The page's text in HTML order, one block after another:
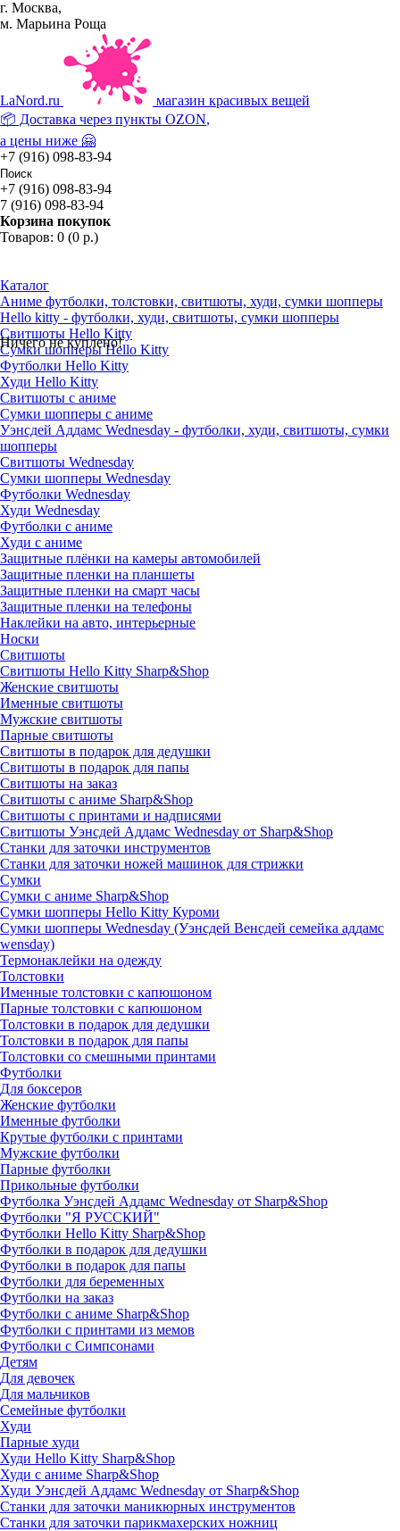
г. Москва,
м. Марьина Роща
LaNord.ru
магазин красивых вещей
📦 Доставка через пункты OZON,
а цены ниже 🤗
+7 (916) 098-83-94
+7 (916) 098-83-94
7 (916) 098-83-94
Корзина покупок
Товаров: 0 (0 р.)
Ничего не куплено!
Каталог
Аниме футболки, толстовки, свитшоты, худи, сумки шопперы
Hello kitty - футболки, худи, свитшоты, сумки шопперы
Свитшоты Hello Kitty
Сумки шопперы Hello Kitty
Футболки Hello Kitty
Худи Hello Kitty
Свитшоты с аниме
Сумки шопперы с аниме
Уэнсдей Аддамс Wednesday - футболки, худи, свитшоты, сумки
шопперы
Свитшоты Wednesday
Сумки шопперы Wednesday
Футболки Wednesday
Худи Wednesday
Футболки с аниме
Худи с аниме
Защитные плёнки на камеры автомобилей
Защитные пленки на планшеты
Защитные пленки на смарт часы
Защитные пленки на телефоны
Наклейки на авто, интерьерные
Носки
Свитшоты
Cвитшоты Hello Kitty Sharp&Shop
Женские свитшоты
Именные свитшоты
Мужские свитшоты
Парные свитшоты
Свитшоты в подарок для дедушки
Свитшоты в подарок для папы
Свитшоты на заказ
Свитшоты с аниме Sharp&Shop
Свитшоты с принтами и надписями
Свитшоты Уэнсдей Аддамс Wednesday от Sharp&Shop
Станки для заточки инструментов
Станки для заточки ножей машинок для стрижки
Сумки
Сумки с аниме Sharp&Shop
Сумки шопперы Hello Kitty Куроми
Сумки шопперы Wednesday (Уэнсдей Венсдей семейка аддамс
wensday)
Термонаклейки на одежду
Толстовки
Именные толстовки с капюшоном
Парные толстовки с капюшоном
Толстовки в подарок для дедушки
Толстовки в подарок для папы
Толстовки со смешными принтами
Футболки
Для боксеров
Женские футболки
Именные футболки
Крутые футболки с принтами
Мужские футболки
Парные футболки
Прикольные футболки
Футболка Уэнсдей Аддамс Wednesday от Sharp&Shop
Футболки "Я РУССКИЙ"
Футболки Hello Kitty Sharp&Shop
Футболки в подарок для дедушки
Футболки в подарок для папы
Футболки для беременных
Футболки на заказ
Футболки с аниме Sharp&Shop
Футболки с принтами из мемов
Футболки с Симпсонами
Детям
Для девочек
Для мальчиков
Семейные футболки
Худи
Парные худи
Худи Hello Kitty Sharp&Shop
Худи с аниме Sharp&Shop
Худи Уэнсдей Аддамс Wednesday от Sharp&Shop
Станки для заточки маникюрных инструментов
Станки для заточки парикмахерских ножниц